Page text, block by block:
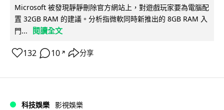
Microsoft 被發現靜靜刪除官方網站上，對遊戲玩家要為電腦配
置 32GB RAM 的建議。分析指微軟同時新推出的 8GB RAM 入
門...
閱讀全文
132 10 ↗ 分享
科技娛樂 影視娛樂